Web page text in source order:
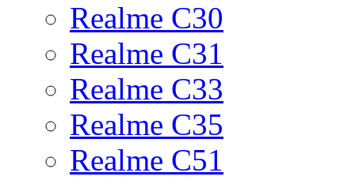
Realme C30
Realme C31
Realme C33
Realme C35
Realme C51